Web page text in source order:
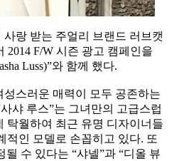
랑 받는 주얼리 브랜드 러브캣
2014 F/W 시즌 광고 캠페인을
Luss)”와 함께 했다.
스러운 매력이 모두 공존하는
샤 루스”는 그녀만의 고급스럽
탁월하여 최근 유명 디자이너들
적인 모델로 손꼽히고 있다. 또
될 수 있다는 “샤넬”과 “디올 뷰